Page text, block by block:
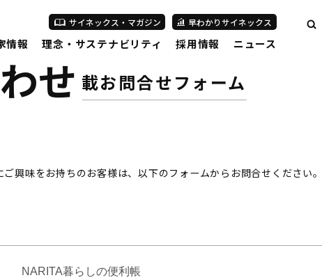
サイネックス・マガジン 早わかりサイネックス
情報 理念・サステナビリティ 採用情報 ニュース
せ
広告掲載お問合せフォーム
ご興味をお持ちのお客様は、以下のフォームからお問合せください。